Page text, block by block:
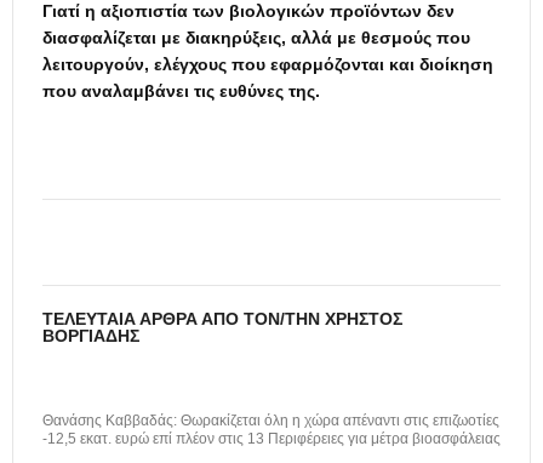
Γιατί η αξιοπιστία των βιολογικών προϊόντων δεν
διασφαλίζεται με διακηρύξεις, αλλά με θεσμούς που
λειτουργούν, ελέγχους που εφαρμόζονται και διοίκηση
που αναλαμβάνει τις ευθύνες της.
ΤΕΛΕΥΤΑΊΑ ΆΡΘΡΑ ΑΠΌ ΤΟΝ/ΤΗΝ ΧΡΉΣΤΟΣ
ΒΟΡΓΙΆΔΗΣ
Θανάσης Καββαδάς: Θωρακίζεται όλη η χώρα απέναντι στις επιζωοτίες
-12,5 εκατ. ευρώ επί πλέον στις 13 Περιφέρειες για μέτρα βιοασφάλειας